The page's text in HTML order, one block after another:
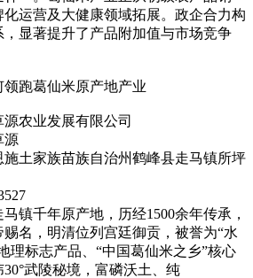
运营及大健康领域拓展。政企合力构
显著提升了产品附加值与市场竞争
跑葛仙米原产地产业
农业发展有限公司
源
土家族苗族自治州鹤峰县走马镇所坪
镇千年原产地，历经1500余年传承，
名，明清位列宫廷御贡，被誉为“水
理标志产品、“中国葛仙米之乡”核心
武陵秘境，富磷沃土、纯